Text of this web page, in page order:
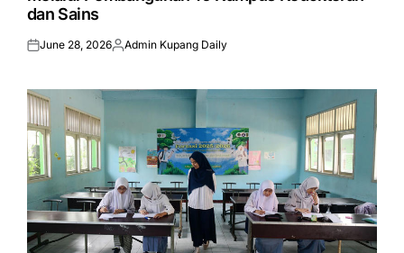
dan Sains
Posted
June 28, 2026Posted
Admin Kupang Daily